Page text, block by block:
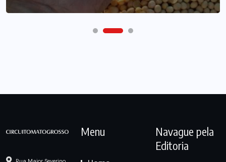
Menu
Navague pela
Editoria